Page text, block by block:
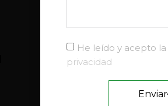
He leído y acepto la
privacidad
Enviar